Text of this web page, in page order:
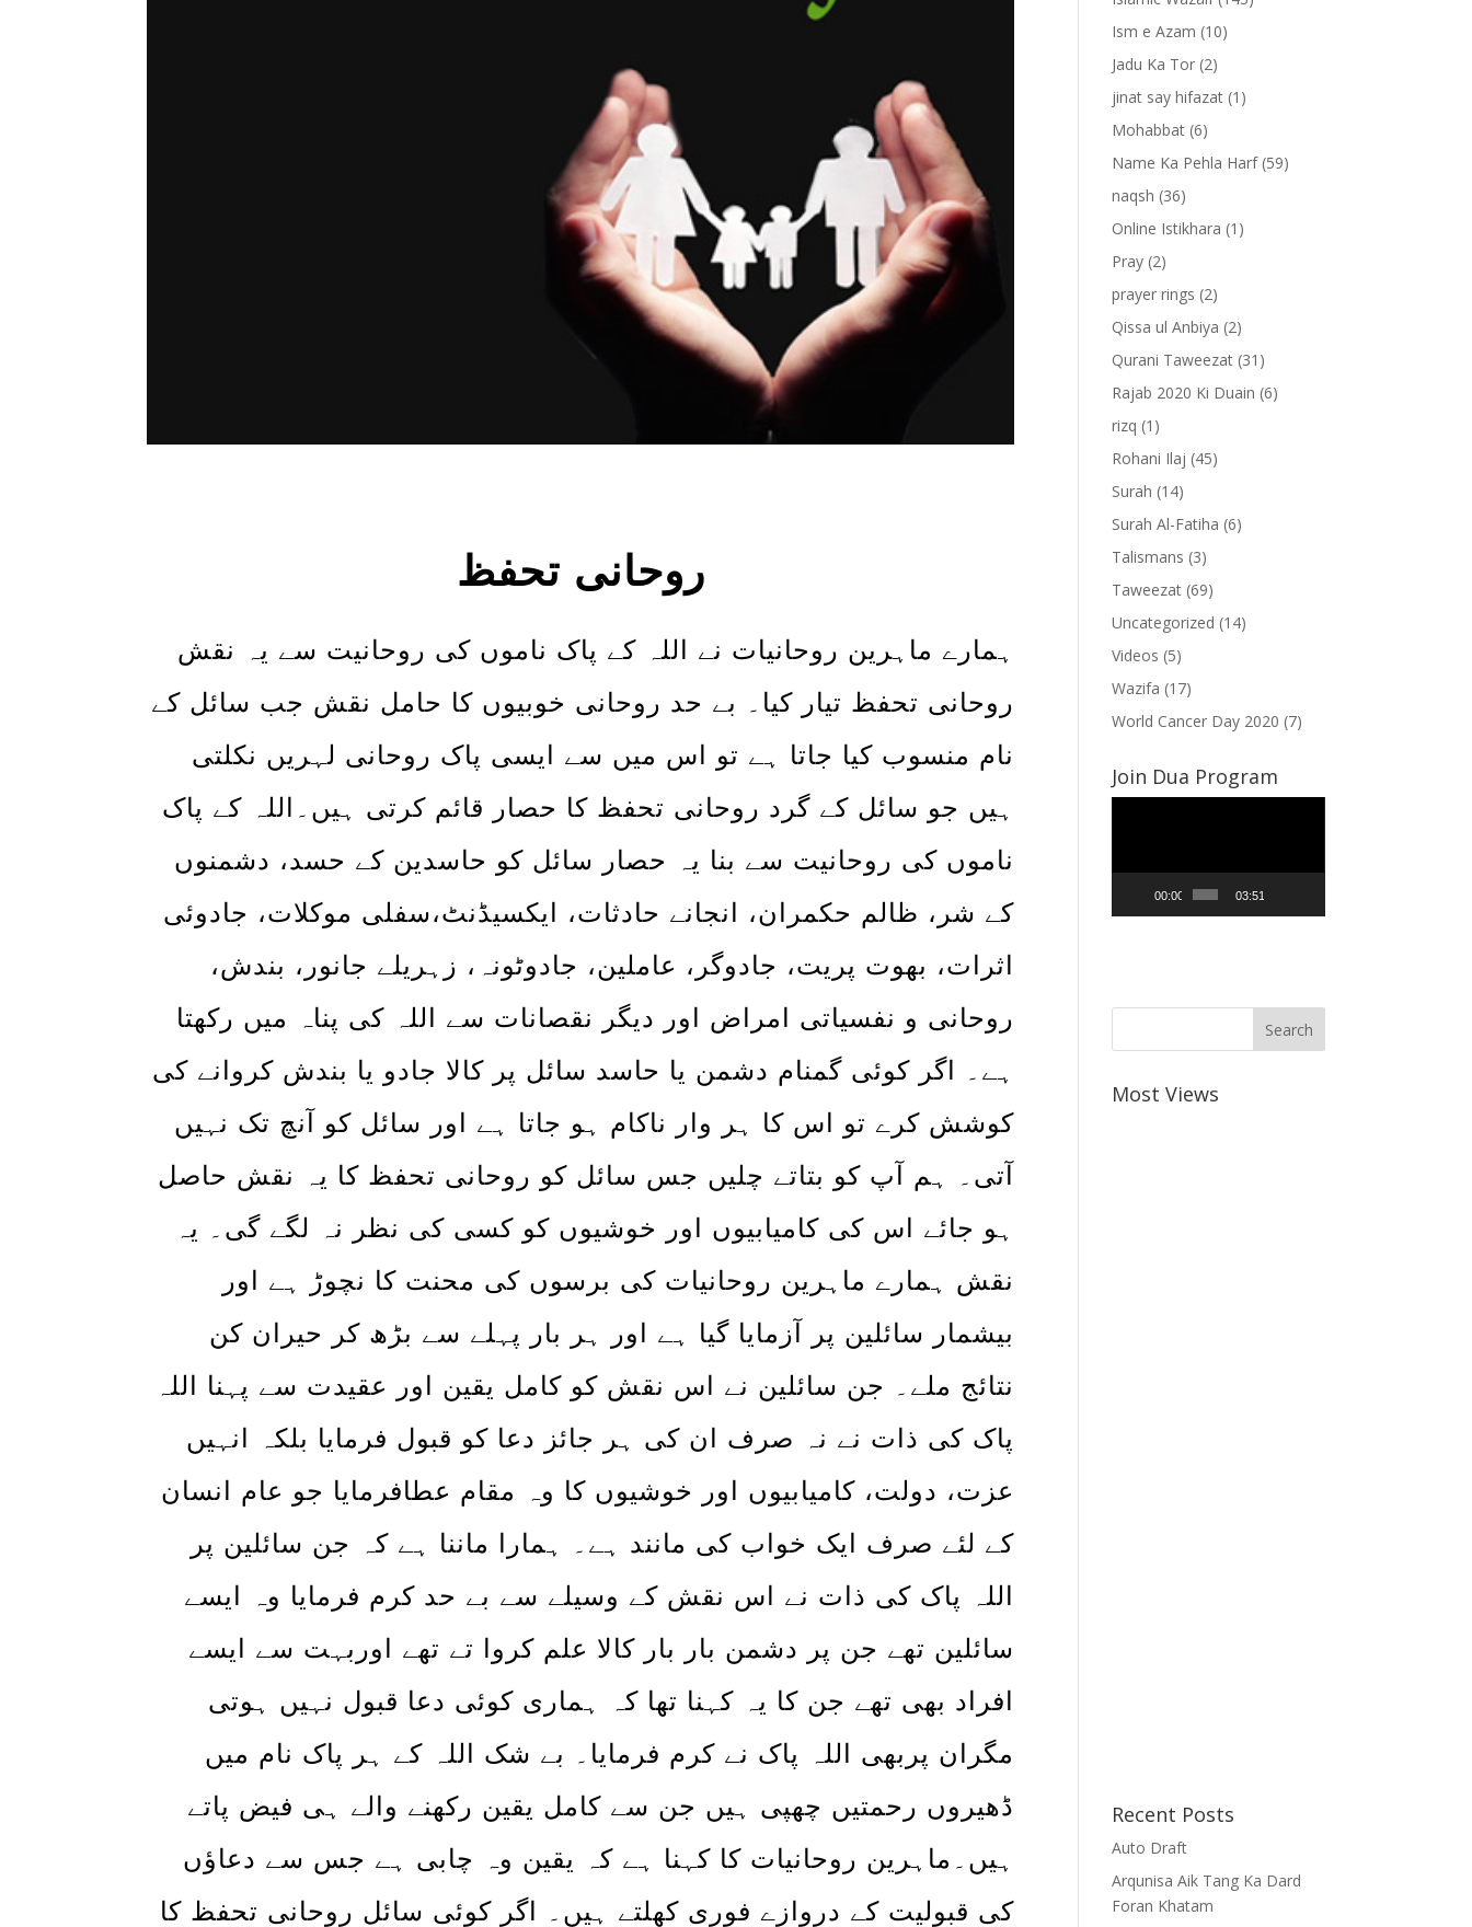
روحانی تحفظ
ہمارے ماہرین روحانیات نے اللہ کے پاک ناموں کی روحانیت سے یہ نقش
روحانی تحفظ تیار کیا۔ بے حد روحانی خوبیوں کا حامل نقش جب سائل کے
نام منسوب کیا جاتا ہے تو اس میں سے ایسی پاک روحانی لہریں نکلتی
ہیں جو سائل کے گرد روحانی تحفظ کا حصار قائم کرتی ہیں۔اللہ کے پاک
ناموں کی روحانیت سے بنا یہ حصار سائل کو حاسدین کے حسد، دشمنوں
کے شر، ظالم حکمران، انجانے حادثات، ایکسیڈنٹ،سفلی موکلات، جادوئی
اثرات، بھوت پریت، جادوگر، عاملین، جادوٹونہ، زہریلے جانور، بندش،
روحانی و نفسیاتی امراض اور دیگر نقصانات سے اللہ کی پناہ میں رکھتا
ہے۔ اگر کوئی گمنام دشمن یا حاسد سائل پر کالا جادو یا بندش کروانے کی
کوشش کرے تو اس کا ہر وار ناکام ہو جاتا ہے اور سائل کو آنچ تک نہیں
آتی۔ ہم آپ کو بتاتے چلیں جس سائل کو روحانی تحفظ کا یہ نقش حاصل
ہو جائے اس کی کامیابیوں اور خوشیوں کو کسی کی نظر نہ لگے گی۔ یہ
نقش ہمارے ماہرین روحانیات کی برسوں کی محنت کا نچوڑ ہے اور
بیشمار سائلین پر آزمایا گیا ہے اور ہر بار پہلے سے بڑھ کر حیران کن
نتائج ملے۔ جن سائلین نے اس نقش کو کامل یقین اور عقیدت سے پہنا اللہ
پاک کی ذات نے نہ صرف ان کی ہر جائز دعا کو قبول فرمایا بلکہ انہیں
عزت، دولت، کامیابیوں اور خوشیوں کا وہ مقام عطافرمایا جو عام انسان
کے لئے صرف ایک خواب کی مانند ہے۔ ہمارا ماننا ہے کہ جن سائلین پر
اللہ پاک کی ذات نے اس نقش کے وسیلے سے بے حد کرم فرمایا وہ ایسے
سائلین تھے جن پر دشمن بار بار کالا علم کروا تے تھے اوربہت سے ایسے
افراد بھی تھے جن کا یہ کہنا تھا کہ ہماری کوئی دعا قبول نہیں ہوتی
مگران پربھی اللہ پاک نے کرم فرمایا۔ بے شک اللہ کے ہر پاک نام میں
ڈھیروں رحمتیں چھپی ہیں جن سے کامل یقین رکھنے والے ہی فیض پاتے
ہیں۔ماہرین روحانیات کا کہنا ہے کہ یقین وہ چابی ہے جس سے دعاؤں
کی قبولیت کے دروازے فوری کھلتے ہیں۔ اگر کوئی سائل روحانی تحفظ کا
Ism e Azam (10)
Jadu Ka Tor (2)
jinat say hifazat (1)
Mohabbat (6)
Name Ka Pehla Harf(59)
naqsh (36)
Online Istikhara (1)
Pray (2)
prayer rings (2)
Qissa ul Anbiya (2)
Qurani Taweezat (31)
Rajab 2020 Ki Duain (6)
rizq (1)
Rohani Ilaj (45)
Surah (14)
Surah Al-Fatiha (6)
Talismans (3)
Taweezat (69)
Uncategorized (14)
Videos (5)
Wazifa (17)
World Cancer Day 2020 (7)
Join Dua Program
00:00 03:51
Most Views
Recent Posts
Auto Draft
Arqunisa Aik Tang Ka Dard
Foran Khatam